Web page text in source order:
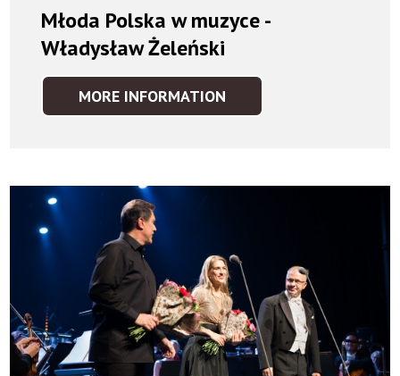
Młoda Polska w muzyce -
Władysław Żeleński
MORE INFORMATION
MŁODA
-
WŁADYSŁAW
ŻELEŃSKI